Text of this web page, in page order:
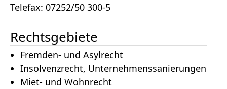
Telefax: 07252/50 300-5
Rechtsgebiete
Fremden- und Asylrecht
Insolvenzrecht, Unternehmenssanierungen
Miet- und Wohnrecht